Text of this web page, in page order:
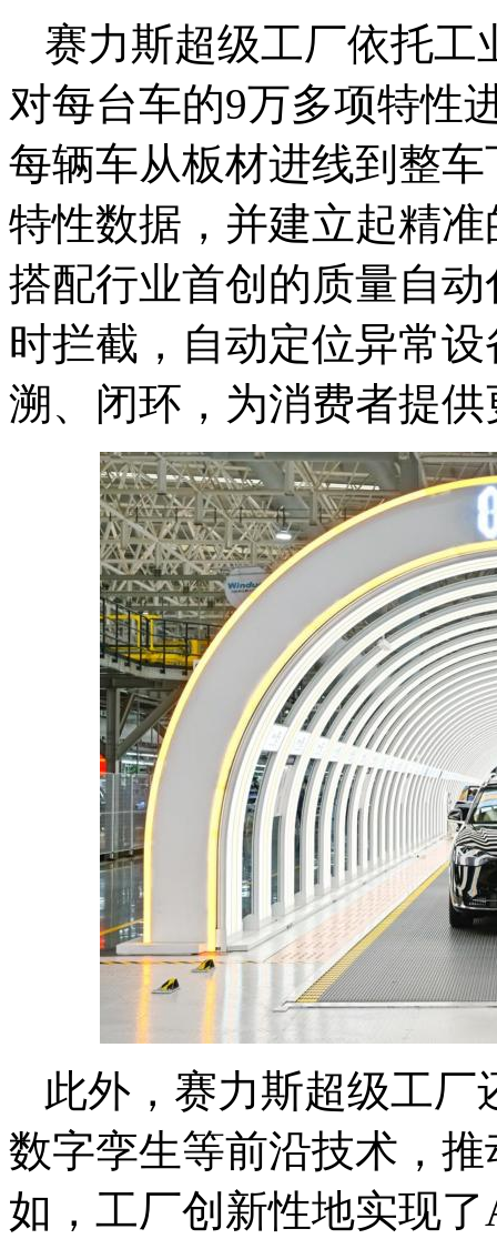
赛力斯超级工厂依托工
对每台车的9万多项特性
每辆车从板材进线到整
特性数据，并建立起精
搭配行业首创的质量自
时拦截，自动定位异常
溯、闭环，为消费者提
此外，赛力斯超级工
数字孪生等前沿技术，
如，工厂创新性地实现